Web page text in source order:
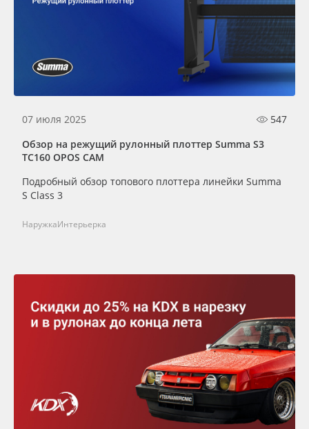
07 июля 2025
547
Обзор на режущий рулонный плоттер Summa S3
TС160 OPOS CAM
Подробный обзор топового плоттера линейки Summa
S Class 3
НаружкаИнтерьерка